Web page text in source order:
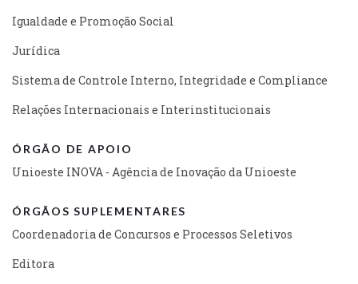
Igualdade e Promoção Social
Jurídica
Sistema de Controle Interno, Integridade e Compliance
Relações Internacionais e Interinstitucionais
ÓRGÃO DE APOIO
Unioeste INOVA - Agência de Inovação da Unioeste
ÓRGÃOS SUPLEMENTARES
Coordenadoria de Concursos e Processos Seletivos
Editora